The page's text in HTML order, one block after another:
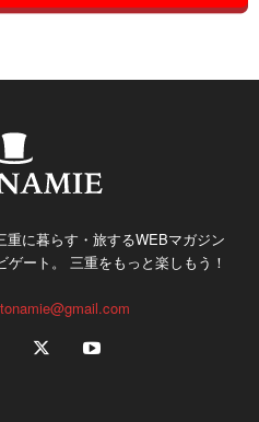
に暮らす・旅するWEBマガジン
ート。 三重をもっと楽しもう！